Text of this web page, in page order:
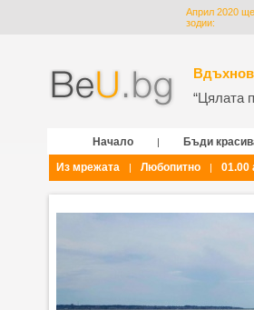
Април 2020
зодии:
“Цялата
Начало | Бъди
Из мрежата
| Любопитно | 01.00